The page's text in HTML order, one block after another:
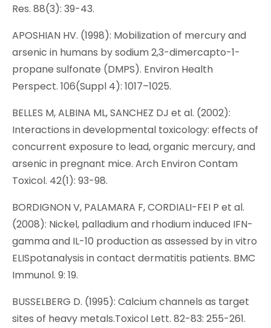
Res. 88(3): 39-43.
APOSHIAN HV. (1998): Mobilization of mercury and
arsenic in humans by sodium 2,3-dimercapto-1-
propane sulfonate (DMPS). Environ Health
Perspect. 106(Suppl 4): 1017–1025.
BELLES M, ALBINA ML, SANCHEZ DJ et al. (2002):
Interactions in developmental toxicology: effects of
concurrent exposure to lead, organic mercury, and
arsenic in pregnant mice. Arch Environ Contam
Toxicol. 42(1): 93-98.
BORDIGNON V, PALAMARA F, CORDIALI-FEI P et al.
(2008): Nickel, palladium and rhodium induced IFN-
gamma and IL-10 production as assessed by in vitro
ELISpotanalysis in contact dermatitis patients. BMC
Immunol. 9: 19.
BUSSELBERG D. (1995): Calcium channels as target
sites of heavy metals.Toxicol Lett. 82-83: 255-261.